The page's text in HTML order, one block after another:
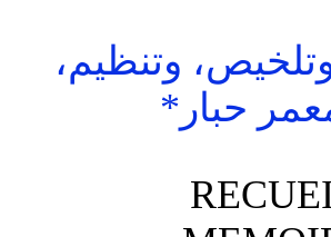
وتنظيم،
حبار*